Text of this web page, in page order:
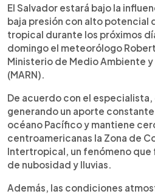
Escuchar artículo
El Salvador estará
baja presión con alto
ciclón tropical, informó el
González, del Ministerio de
Recursos Naturales (MARN).
favorece el ingreso de
océano Pacífico y, junto con
cercana a Centroamérica,
probabilidades de lluvia en
país. El MARN prevé
cordillera volcánica, zonas
posteriormente en otras
noche. También recomienda
vientos acelerados en aguas
sectores costeros.
El Salvador estará bajo la
baja presión con alto potencial
tropical durante los próximos
domingo el meteorólogo
Ministerio de Medio Ambiente y
(MARN).
De acuerdo con el
generando un aporte
océano Pacífico y mantiene
centroamericanas la Zona de
Intertropical, un fenómeno
de nubosidad y lluvias.
Además, las condiciones